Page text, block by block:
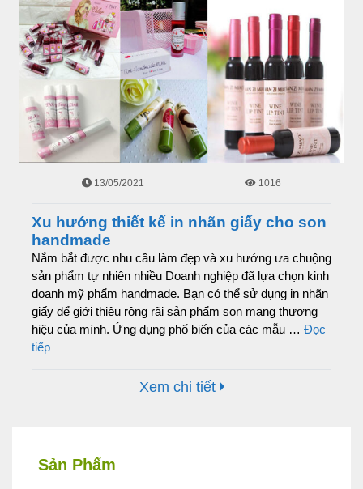
13/05/2021 1016
Xu hướng thiết kế in nhãn giấy cho son
handmade
Nắm bắt được nhu cầu làm đẹp và xu hướng ưa chuộng
sản phẩm tự nhiên nhiều Doanh nghiệp đã lựa chọn kinh
doanh mỹ phẩm handmade. Bạn có thể sử dụng in nhãn
giấy để giới thiệu rộng rãi sản phẩm son mang thương
hiệu của mình. Ứng dụng phổ biến của các mẫu … Đọc
tiếp
Xem chi tiết
Sản Phẩm